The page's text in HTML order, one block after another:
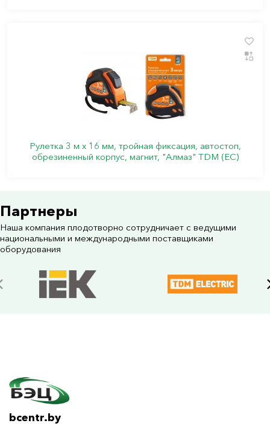
Рулетка 3 м х 16 мм, тройная фиксация, автостоп,
обрезиненный корпус, магнит, "Алмаз" TDM (ЕС)
Партнеры
Наша компания плодотворно сотрудничает с ведущими
национальными и международными поставщиками
оборудования
bcentr.by